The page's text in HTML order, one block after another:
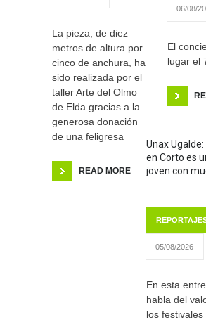
La pieza, de diez
metros de altura por
cinco de anchura, ha
sido realizada por el
taller Arte del Olmo
de Elda gracias a la
generosa donación
de una feligresa
READ MORE
06/08/
El
lugar el
Unax
en Corto es
joven con
05/08/2026
En esta
habla del
los festivales